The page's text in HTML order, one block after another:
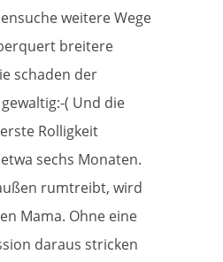
weitere Wege
breitere
schaden der
( Und die
Rolligkeit
sechs Monaten.
rumtreibt, wird
Mama. Ohne eine
daraus stricken